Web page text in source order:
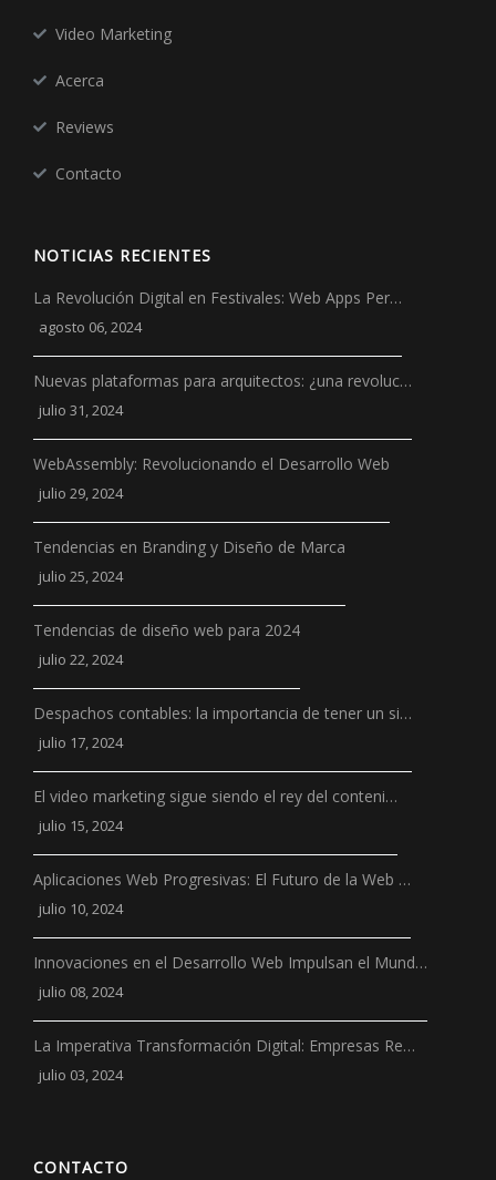
Video Marketing
Acerca
Reviews
Contacto
NOTICIAS RECIENTES
La Revolución Digital en Festivales: Web Apps Per…
agosto 06, 2024
Nuevas plataformas para arquitectos: ¿una revoluc…
julio 31, 2024
WebAssembly: Revolucionando el Desarrollo Web
julio 29, 2024
Tendencias en Branding y Diseño de Marca
julio 25, 2024
Tendencias de diseño web para 2024
julio 22, 2024
Despachos contables: la importancia de tener un si…
julio 17, 2024
El video marketing sigue siendo el rey del conteni…
julio 15, 2024
Aplicaciones Web Progresivas: El Futuro de la Web …
julio 10, 2024
Innovaciones en el Desarrollo Web Impulsan el Mund…
julio 08, 2024
La Imperativa Transformación Digital: Empresas Re…
julio 03, 2024
CONTACTO